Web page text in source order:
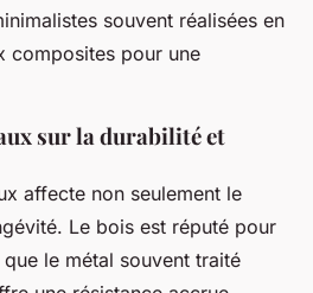
souvent réalisées en
composites pour une
sur la durabilité et
affecte non seulement le
Le bois est réputé pour
le métal souvent traité